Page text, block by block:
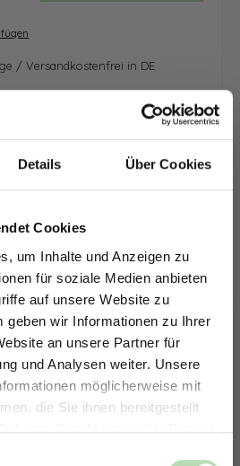
Details Über Cookies
Cookies
um Inhalte und Anzeigen zu
für soziale Medien anbieten
auf unsere Website zu
geben wir Informationen zu Ihrer
an unsere Partner für
und Analysen weiter. Unsere
möglicherweise mit
die Sie ihnen bereitgestellt
Ihrer Nutzung der Dienste
/ Versandkostenfrei in DE
5% RABATT AUF
RÜCKWÄNDE